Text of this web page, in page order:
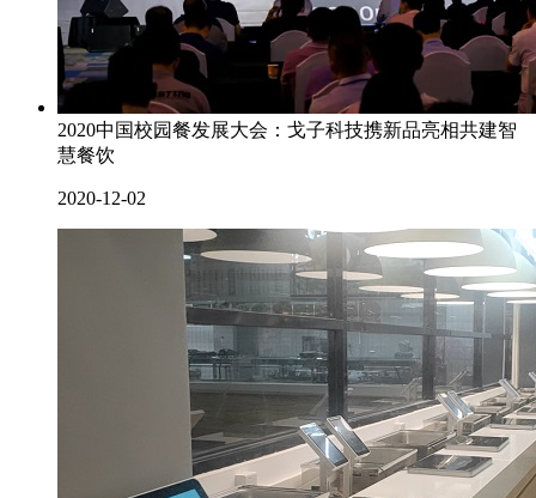
2020中国校园餐发展大会：戈子科技携新品亮相共建智
慧餐饮
2020-12-02